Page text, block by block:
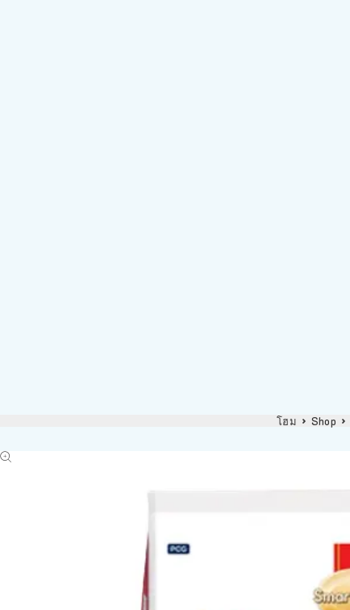
โฮม Shop